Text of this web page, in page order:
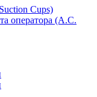
Cups)
оператора (A.C.